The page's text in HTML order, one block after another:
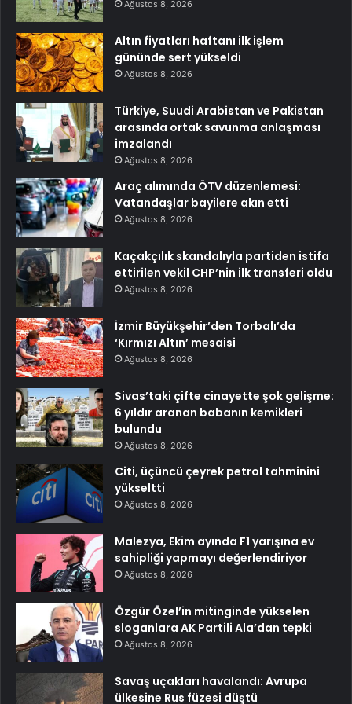
Ağustos 8, 2026
Altın fiyatları haftanı ilk işlem
gününde sert yükseldi
Ağustos 8, 2026
Türkiye, Suudi Arabistan ve Pakistan
arasında ortak savunma anlaşması
imzalandı
Ağustos 8, 2026
Araç alımında ÖTV düzenlemesi:
Vatandaşlar bayilere akın etti
Ağustos 8, 2026
Kaçakçılık skandalıyla partiden istifa
ettirilen vekil CHP’nin ilk transferi oldu
Ağustos 8, 2026
İzmir Büyükşehir’den Torbalı’da
‘Kırmızı Altın’ mesaisi
Ağustos 8, 2026
Sivas’taki çifte cinayette şok gelişme:
6 yıldır aranan babanın kemikleri
bulundu
Ağustos 8, 2026
Citi, üçüncü çeyrek petrol tahminini
yükseltti
Ağustos 8, 2026
Malezya, Ekim ayında F1 yarışına ev
sahipliği yapmayı değerlendiriyor
Ağustos 8, 2026
Özgür Özel’in mitinginde yükselen
sloganlara AK Partili Ala’dan tepki
Ağustos 8, 2026
Savaş uçakları havalandı: Avrupa
ülkesine Rus füzesi düştü